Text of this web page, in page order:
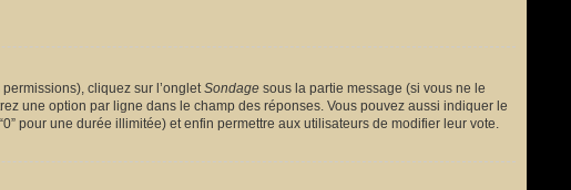
cliquez sur l’ongletSondage sous la partie message (si vous ne le
une option par ligne dans le champ des réponses. Vous pouvez aussi indiquer le
pour une durée illimitée) et enfin permettre aux utilisateurs de modifier leur vote.